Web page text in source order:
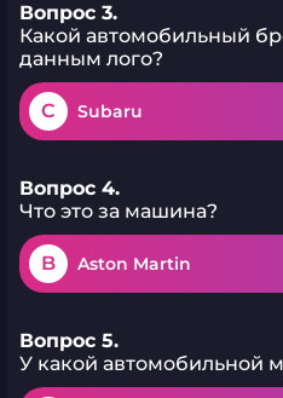
Вопрос 3.
Какой автомобильный
данным лого?
C Subaru
Вопрос 4.
Что это за машина?
B Aston Martin
Вопрос 5.
У какой автомобильной